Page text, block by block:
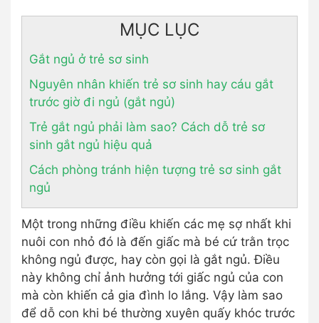
MỤC LỤC
Gắt ngủ ở trẻ sơ sinh
Nguyên nhân khiến trẻ sơ sinh hay cáu gắt
trước giờ đi ngủ (gắt ngủ)
Trẻ gắt ngủ phải làm sao? Cách dỗ trẻ sơ
sinh gắt ngủ hiệu quả
Cách phòng tránh hiện tượng trẻ sơ sinh gắt
ngủ
Một trong những điều khiến các mẹ sợ nhất khi
nuôi con nhỏ đó là đến giấc mà bé cứ trằn trọc
không ngủ được, hay còn gọi là gắt ngủ. Điều
này không chỉ ảnh hưởng tới giấc ngủ của con
mà còn khiến cả gia đình lo lắng. Vậy làm sao
để dỗ con khi bé thường xuyên quấy khóc trước